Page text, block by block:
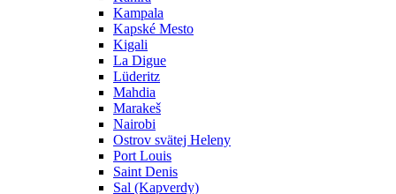
Kampala
Kapské Mesto
Kigali
La Digue
Lüderitz
Mahdia
Marakeš
Nairobi
Ostrov svätej Heleny
Port Louis
Saint Denis
Sal (Kapverdy)